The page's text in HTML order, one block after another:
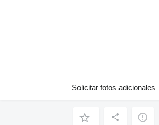
Solicitar fotos adicionales